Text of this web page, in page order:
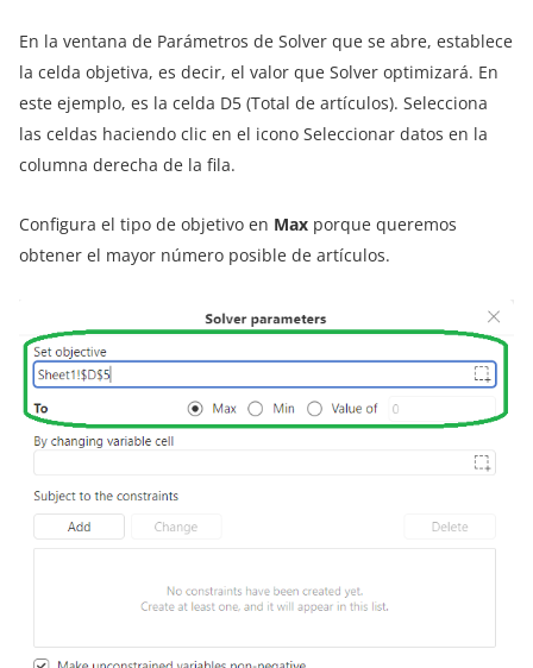
En la ventana de Parámetros de Solver que se abre, establece
la celda objetiva, es decir, el valor que Solver optimizará. En
este ejemplo, es la celda D5 (Total de artículos). Selecciona
las celdas haciendo clic en el icono Seleccionar datos en la
columna derecha de la fila.
Configura el tipo de objetivo en Max porque queremos
obtener el mayor número posible de artículos.